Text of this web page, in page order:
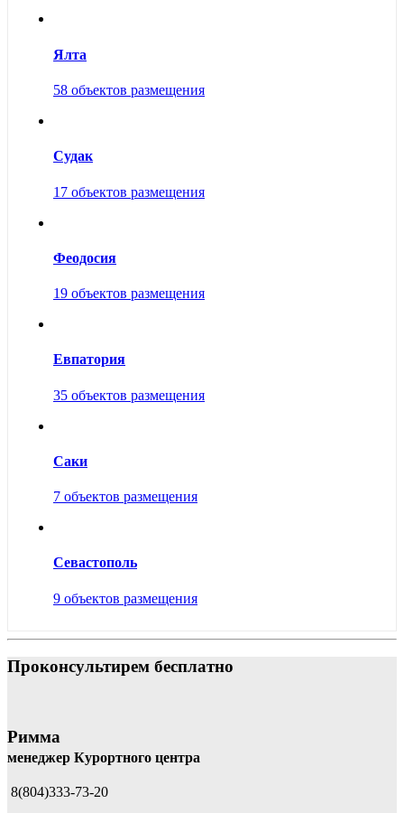
Ялта
58 объектов размещения
Судак
17 объектов размещения
Феодосия
19 объектов размещения
Евпатория
35 объектов размещения
Саки
7 объектов размещения
Севастополь
9 объектов размещения
Проконсультирем бесплатно
Римма
менеджер Курортного центра
8(804)333-73-20